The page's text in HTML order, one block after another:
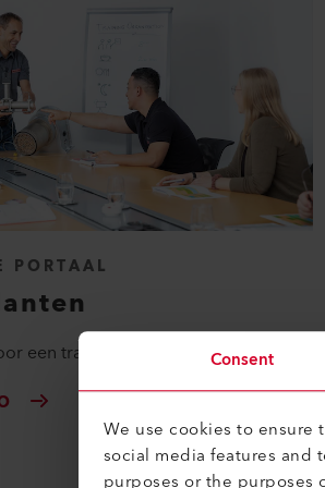
Consent
We use cookies to
social media features and
purposes or the purposes
PORTAAL
een training